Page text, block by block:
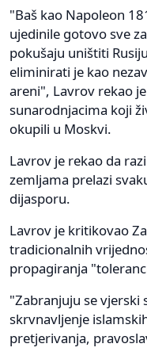
"Baš kao Napoleon
ujedinile gotovo sve
pokušaju uništiti
eliminirati je kao
areni", Lavrov rekao
sunarodnjacima koji
okupili u Moskvi.
Lavrov je rekao da
zemljama prelazi
dijasporu.
Lavrov je kritikovao
tradicionalnih
propagiranja
"Zabranjuju se vjerski
skrvnavljenje
pretjerivanja,